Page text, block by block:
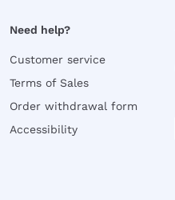
Need help?
Customer service
Terms of Sales
Order withdrawal form
Accessibility